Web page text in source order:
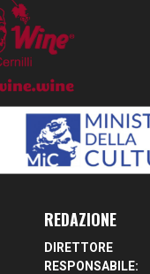
REDAZIONE
DIRETTORE
RESPONSABILE: